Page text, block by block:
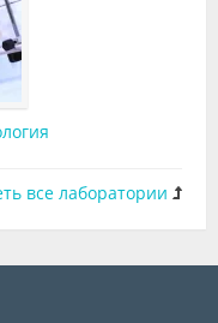
все лаборатории